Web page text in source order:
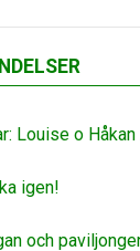
Louise o
igen!
och